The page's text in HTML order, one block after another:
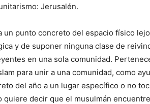
Jerusalén.
un punto concreto del espacio físico
y de suponer ninguna clase de
en una sola comunidad.
para unir a una comunidad, como
del año a un lugar específico o no
quiere decir que el musulmán